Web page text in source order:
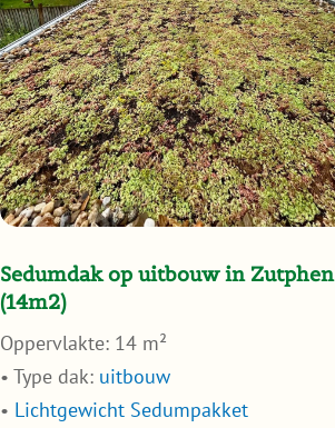
Sedumdak op uitbouw in Zutphen
(14m2)
Oppervlakte: 14 m²
• Type dak: uitbouw
• Lichtgewicht Sedumpakket